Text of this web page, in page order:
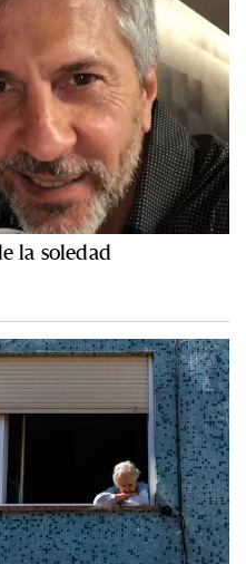
la soledad